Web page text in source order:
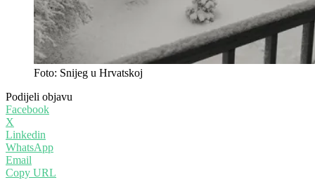
Foto: Snijeg u Hrvatskoj
Podijeli objavu
Facebook
X
Linkedin
WhatsApp
Email
Copy URL